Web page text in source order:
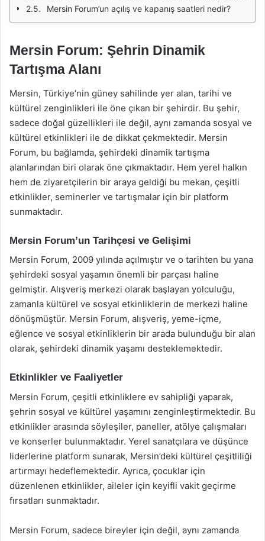
Mersin Forum’un açılış ve kapanış saatleri nedir?
Mersin Forum: Şehrin Dinamik
Tartışma Alanı
Mersin, Türkiye’nin güney sahilinde yer alan, tarihi ve
kültürel zenginlikleri ile öne çıkan bir şehirdir. Bu şehir,
sadece doğal güzellikleri ile değil, aynı zamanda sosyal ve
kültürel etkinlikleri ile de dikkat çekmektedir. Mersin
Forum, bu bağlamda, şehirdeki dinamik tartışma
alanlarından biri olarak öne çıkmaktadır. Hem yerel halkın
hem de ziyaretçilerin bir araya geldiği bu mekan, çeşitli
etkinlikler, seminerler ve tartışmalar için bir platform
sunmaktadır.
Mersin Forum’un Tarihçesi ve Gelişimi
Mersin Forum, 2009 yılında açılmıştır ve o tarihten bu yana
şehirdeki sosyal yaşamın önemli bir parçası haline
gelmiştir. Alışveriş merkezi olarak başlayan yolculuğu,
zamanla kültürel ve sosyal etkinliklerin de merkezi haline
dönüşmüştür. Mersin Forum, alışveriş, yeme-içme,
eğlence ve sosyal etkinliklerin bir arada bulunduğu bir alan
olarak, şehirdeki dinamik yaşamı desteklemektedir.
Etkinlikler ve Faaliyetler
Mersin Forum, çeşitli etkinliklere ev sahipliği yaparak,
şehrin sosyal ve kültürel yaşamını zenginleştirmektedir. Bu
etkinlikler arasında söyleşiler, paneller, atölye çalışmaları
ve konserler bulunmaktadır. Yerel sanatçılara ve düşünce
liderlerine platform sunarak, Mersin’deki kültürel çeşitliliği
artırmayı hedeflemektedir. Ayrıca, çocuklar için
düzenlenen etkinlikler, aileler için keyifli vakit geçirme
fırsatları sunmaktadır.
Mersin Forum, sadece bireyler için değil, aynı zamanda